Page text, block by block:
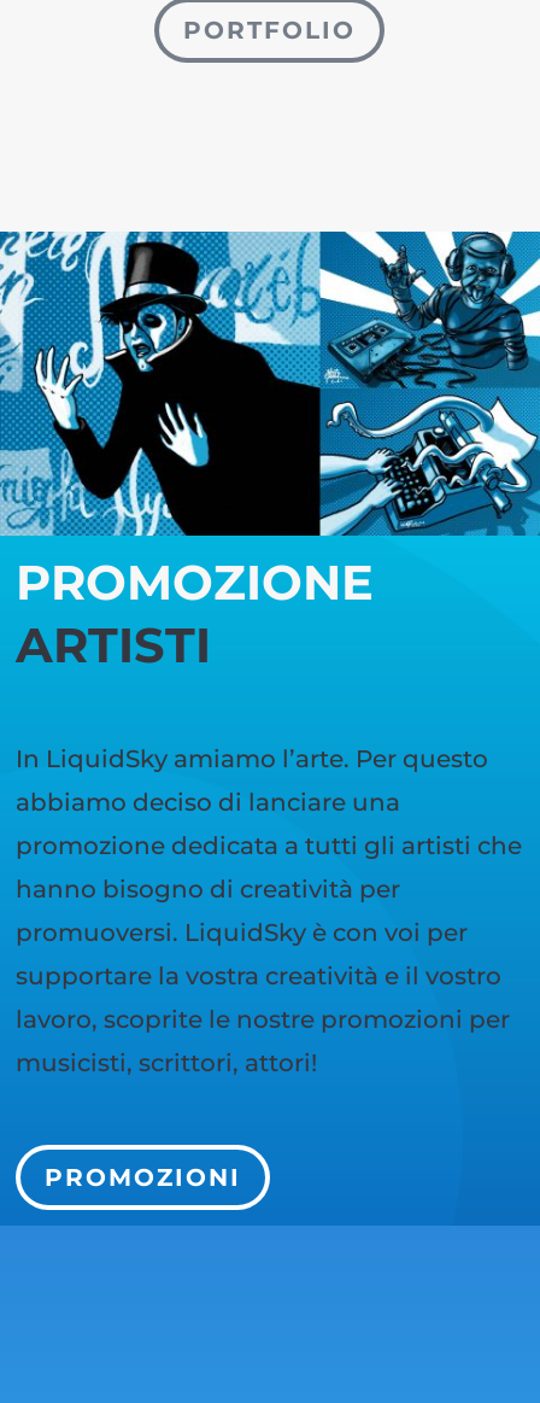
PORTFOLIO
PROMOZIONE
ARTISTI
In LiquidSky amiamo l’arte. Per questo
abbiamo deciso di lanciare una
promozione dedicata a tutti gli artisti che
hanno bisogno di creatività per
promuoversi. LiquidSky è con voi per
supportare la vostra creatività e il vostro
lavoro, scoprite le nostre promozioni per
musicisti, scrittori, attori!
PROMOZIONI